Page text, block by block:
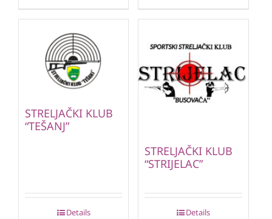
STRELJAČKI KLUB
“TEŠANJ”
Details
STRELJAČKI KLUB
“STRIJELAC”
Details